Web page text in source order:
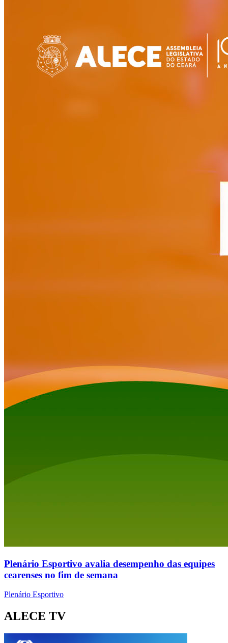
Plenário Esportivo avalia desempenho das equipes
cearenses no fim de semana
Plenário Esportivo
ALECE TV